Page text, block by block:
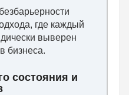
где каждый
выверен
бизнеса.
состояния и